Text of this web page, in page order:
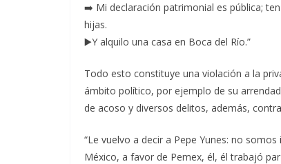
➡️ Mi declaración patrimonial es pública;
hijas.
▶️Y alquilo una casa en Boca del Río.”
Todo esto constituye una violación a la
ámbito político, por ejemplo de su
de acoso y diversos delitos, además,
“Le vuelvo a decir a Pepe Yunes: no
México, a favor de Pemex, él, él trabajó